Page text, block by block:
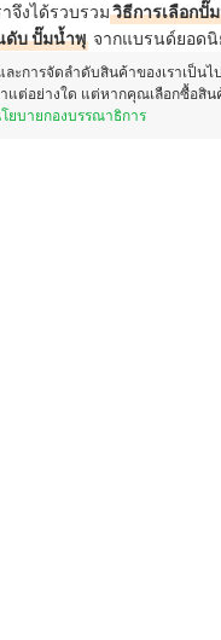
จึงได้รวบรวมวิธีการเลือกปั๊
ดับ ปั๊มน้ำพุ จากแบรนด์ยอด
ละการจัดลำดับสินค้าของเราเป็น
แต่อย่างใด แต่หากคุณเลือกซื้อสิน
ยบายกองบรรณาธิการ